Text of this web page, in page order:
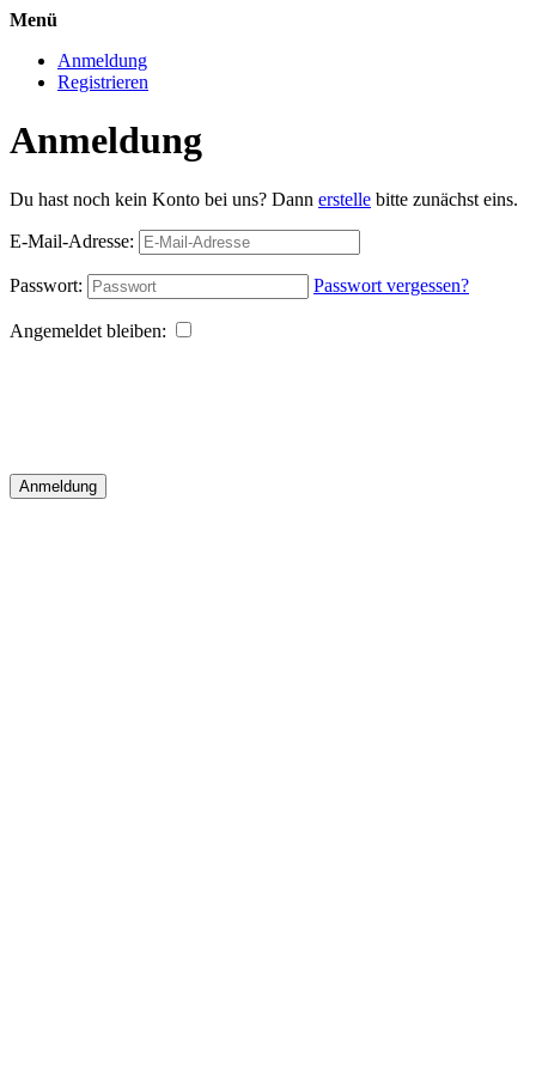
Menü
Anmeldung
Registrieren
Anmeldung
Du hast noch kein Konto bei uns? Dann erstelle bitte zunächst eins.
E-Mail-Adresse:
Passwort: Passwort vergessen?
Angemeldet bleiben:
Anmeldung